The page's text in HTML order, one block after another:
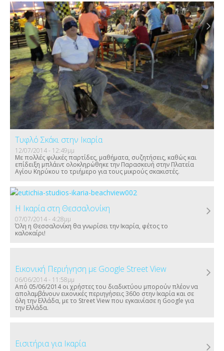
Τυφλό Σκάκι στην Ικαρία
12/07/2014 - 12:49μμ
Με πολλές φιλικές παρτίδες, μαθήματα, συζητήσεις, καθώς και
επίδειξη μπλάιντ ολοκληρώθηκε την Παρασκευή στην Πλατεία
Αγίου Κηρύκου το τριήμερο για τους μικρούς σκακιστές.
Η Ικαρία στη Θεσσαλονίκη
07/07/2014 - 4:28μμ
Όλη η Θεσσαλονίκη θα γνωρίσει την Ικαρία, φέτος το
καλοκαίρι!
Εικονική Περιήγηση με Google Street View
06/06/2014 - 11:58μμ
Από 05/06/2014 οι χρήστες του διαδικτύου μπορούν πλέον να
απολαμβάνουν εικονικές περιηγήσεις 360ο στην Ικαρία και σε
όλη την Ελλάδα, με το Street View που εγκαινίασε η Google για
την Ελλάδα.
Εισιτήρια για Ικαρία